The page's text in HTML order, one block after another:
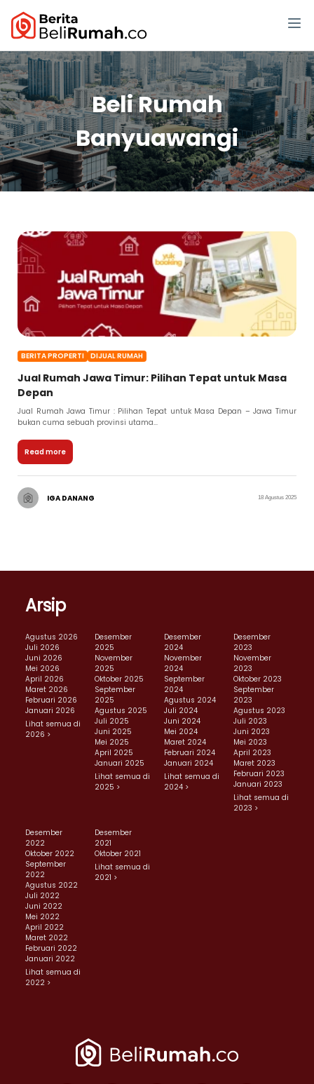
Beli Rumah
Banyuawangi
BERITA PROPERTI DIJUAL RUMAH
Jual Rumah Jawa Timur: Pilihan Tepat untuk Masa
Depan
Jual Rumah Jawa Timur : Pilihan Tepat untuk Masa Depan – Jawa Timur
bukan cuma sebuah provinsi utama...
Read more
IGA DANANG 18 Agustus 2025
Arsip
Agustus 2026
Juli 2026
Juni 2026
Mei 2026
April 2026
Maret 2026
Februari 2026
Januari 2026
Lihat semua di
2026 >
Desember
2025
November
2025
Oktober 2025
September
2025
Agustus 2025
Juli 2025
Juni 2025
Mei 2025
April 2025
Januari 2025
Lihat semua di
2025 >
Desember
2024
November
2024
September
2024
Agustus 2024
Juli 2024
Juni 2024
Mei 2024
Maret 2024
Februari 2024
Januari 2024
Lihat semua di
2024 >
Desember
2023
November
2023
Oktober 2023
September
2023
Agustus 2023
Juli 2023
Juni 2023
Mei 2023
April 2023
Maret 2023
Februari 2023
Januari 2023
Lihat semua di
2023 >
Desember
2022
Oktober 2022
September
2022
Agustus 2022
Juli 2022
Juni 2022
Mei 2022
April 2022
Maret 2022
Februari 2022
Januari 2022
Lihat semua di
2022 >
Desember
2021
Oktober 2021
Lihat semua di
2021 >